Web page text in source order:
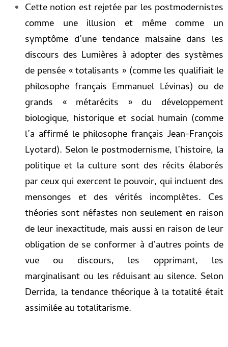
Cette notion est rejetée par les postmodernistes
comme une illusion et même comme un
symptôme d’une tendance malsaine dans les
discours des Lumières à adopter des systèmes
de pensée « totalisants » (comme les qualifiait le
philosophe français Emmanuel Lévinas) ou de
grands « métarécits » du développement
biologique, historique et social humain (comme
l’a affirmé le philosophe français Jean-François
Lyotard). Selon le postmodernisme, l’histoire, la
politique et la culture sont des récits élaborés
par ceux qui exercent le pouvoir, qui incluent des
mensonges et des vérités incomplètes. Ces
théories sont néfastes non seulement en raison
de leur inexactitude, mais aussi en raison de leur
obligation de se conformer à d’autres points de
vue ou discours, les opprimant, les
marginalisant ou les réduisant au silence. Selon
Derrida, la tendance théorique à la totalité était
assimilée au totalitarisme.